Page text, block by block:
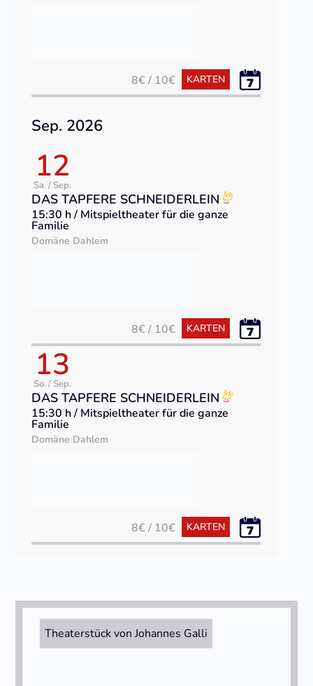
8€ / 10€ KARTEN
Sep. 2026
12
Sa. / Sep.
DAS TAPFERE SCHNEIDERLEIN
15:30 h / Mitspieltheater für die ganze
Familie
Domäne Dahlem
8€ / 10€ KARTEN
13
So. / Sep.
DAS TAPFERE SCHNEIDERLEIN
15:30 h / Mitspieltheater für die ganze
Familie
Domäne Dahlem
8€ / 10€ KARTEN
Theaterstück von Johannes Galli